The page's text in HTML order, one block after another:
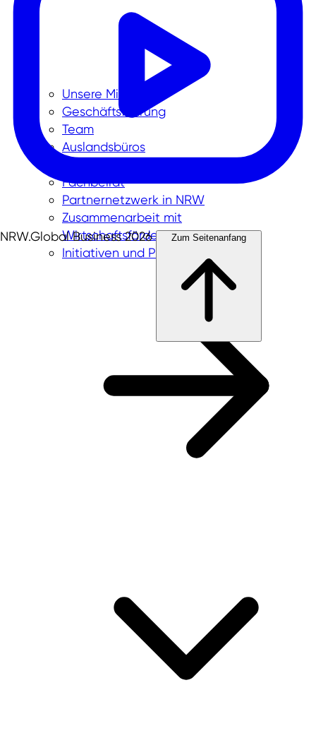
Unsere Mission
Geschäftsführung
Team
Auslandsbüros
Fachbeirat
Partnernetzwerk in NRW
Zusammenarbeit mit
Wirtschaftsförderungen
Initiativen und Projekte
NRW.Global Business 2026 Zum Seitenanfang